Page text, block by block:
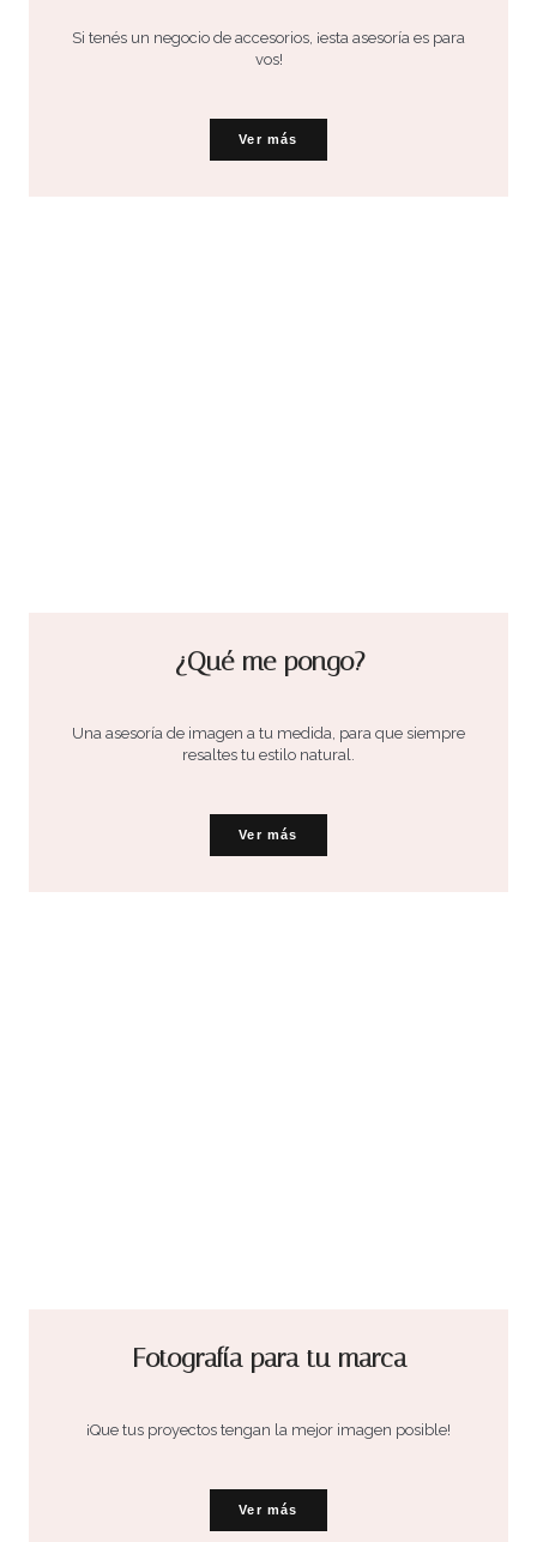
Si tenés un negocio de accesorios, ¡esta asesoría es para
vos!
Ver más
¿Qué me pongo?
Una asesoría de imagen a tu medida, para que siempre
resaltes tu estilo natural.
Ver más
Fotografía para tu marca
¡Que tus proyectos tengan la mejor imagen posible!
Ver más